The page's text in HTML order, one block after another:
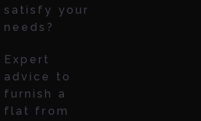
satisfy your
needs?
Expert
advice to
furnish a
flat from